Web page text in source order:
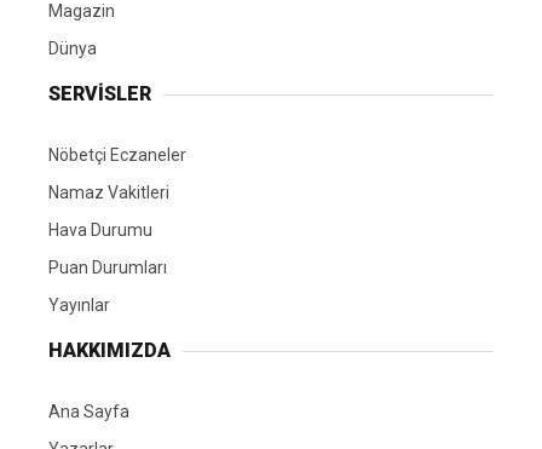
Magazin
Dünya
SERVİSLER
Nöbetçi Eczaneler
Namaz Vakitleri
Hava Durumu
Puan Durumları
Yayınlar
HAKKIMIZDA
Ana Sayfa